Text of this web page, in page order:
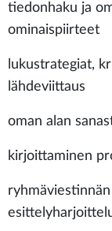
tiedonhaku ja
ominaispiirteet
lukustrategiat,
lähdeviittaus
oman alan
kirjoittaminen